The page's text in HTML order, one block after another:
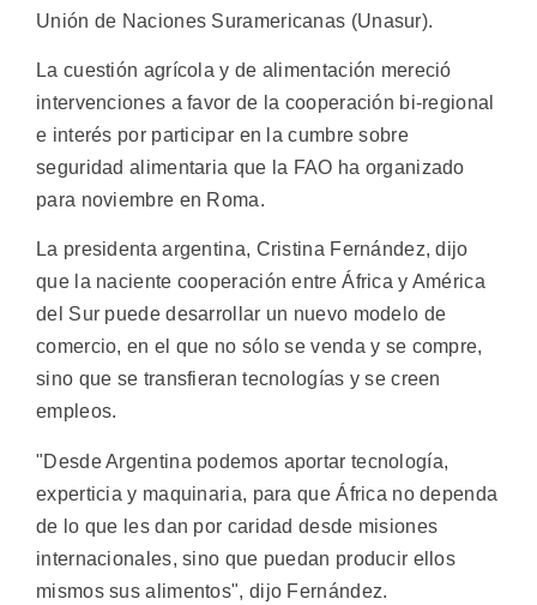
Unión de Naciones Suramericanas (Unasur).
La cuestión agrícola y de alimentación mereció
intervenciones a favor de la cooperación bi-regional
e interés por participar en la cumbre sobre
seguridad alimentaria que la FAO ha organizado
para noviembre en Roma.
La presidenta argentina, Cristina Fernández, dijo
que la naciente cooperación entre África y América
del Sur puede desarrollar un nuevo modelo de
comercio, en el que no sólo se venda y se compre,
sino que se transfieran tecnologías y se creen
empleos.
"Desde Argentina podemos aportar tecnología,
experticia y maquinaria, para que África no dependa
de lo que les dan por caridad desde misiones
internacionales, sino que puedan producir ellos
mismos sus alimentos", dijo Fernández.